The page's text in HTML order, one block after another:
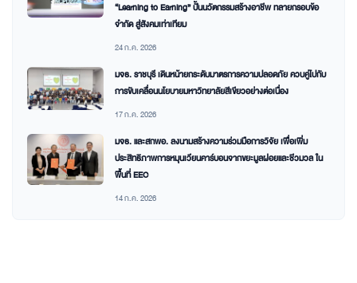
“Learning to Earning” ปั้นนวัตกรรมสร้างอาชีพ ทลายกรอบข้อ
จำกัด สู่สังคมเท่าเทียม
24 ก.ค. 2026
มจธ. ราชบุรี เดินหน้ายกระดับมาตรการความปลอดภัย ควบคู่ไปกับ
การขับเคลื่อนนโยบายมหาวิทยาลัยสีเขียวอย่างต่อเนื่อง
17 ก.ค. 2026
มจธ. และสกพอ. ลงนามสร้างความร่วมมือการวิจัย เพื่อเพิ่ม
ประสิทธิภาพการหมุนเวียนคาร์บอนจากขยะมูลฝอยและชีวมวล ใน
พื้นที่ EEC
14 ก.ค. 2026